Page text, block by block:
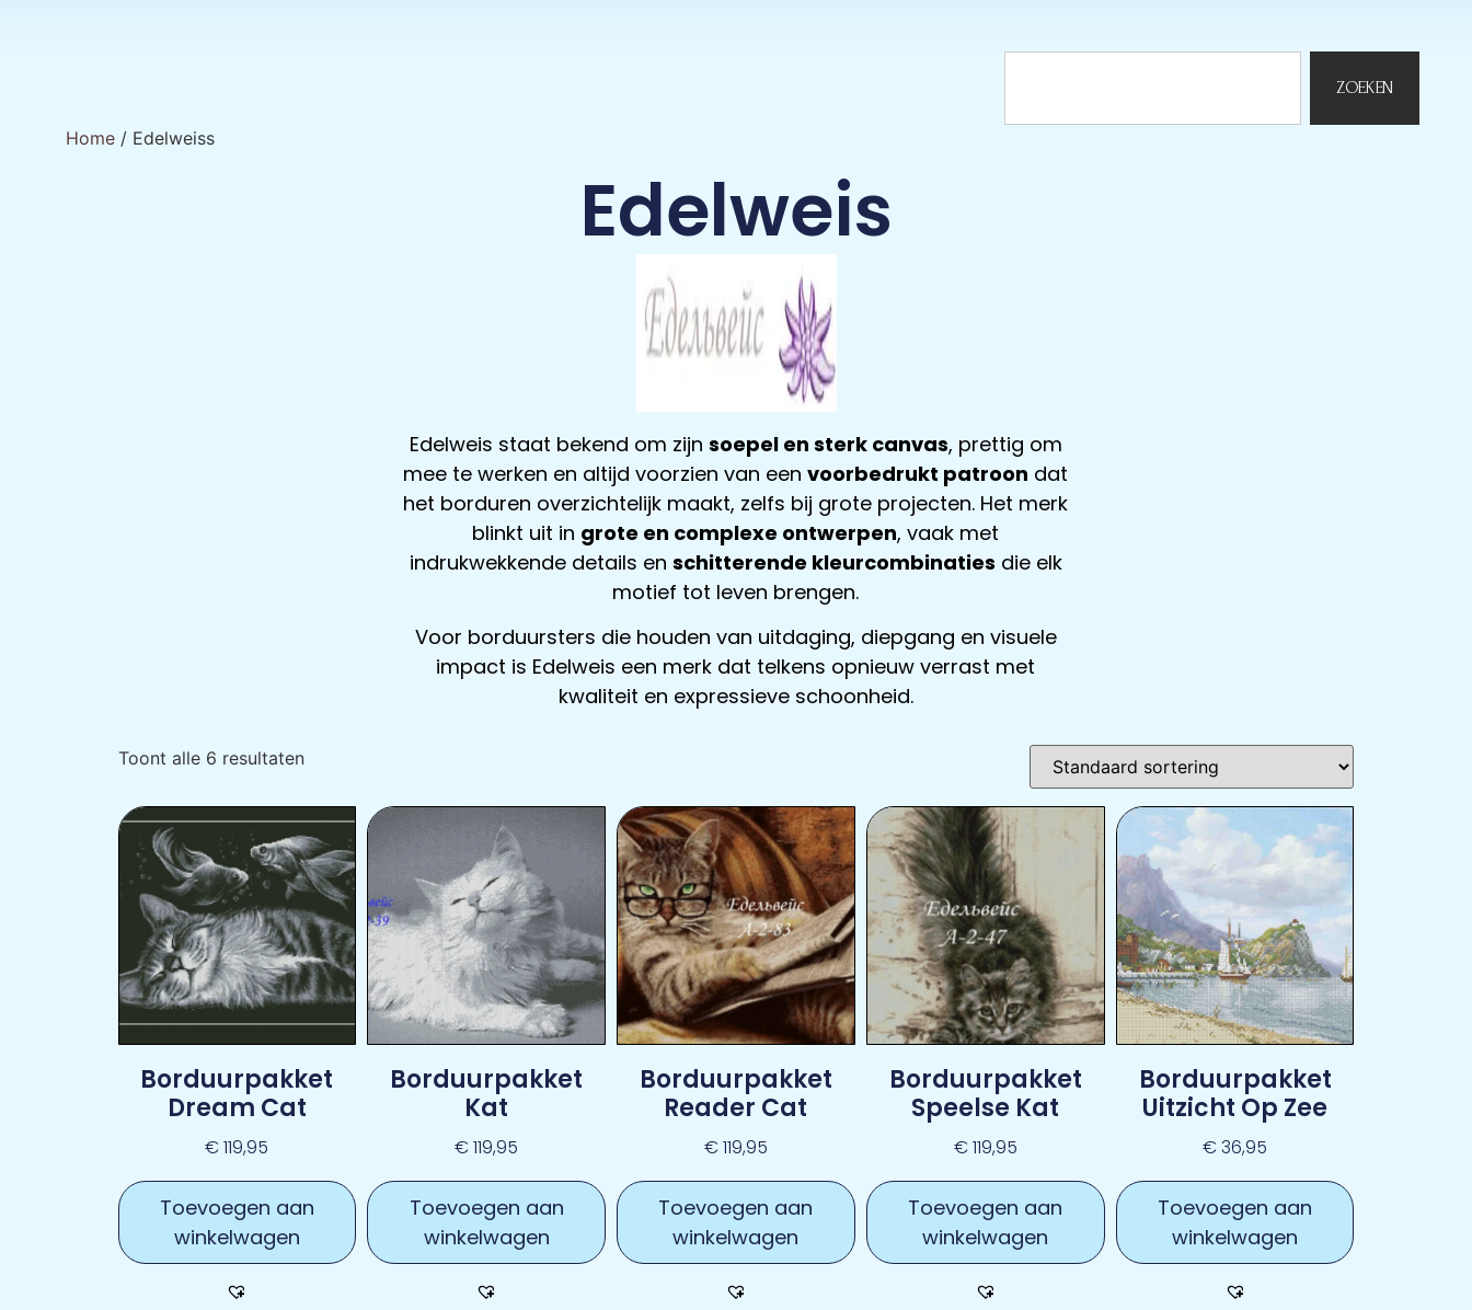
ZOEKEN
Home / Edelweiss
Edelweis
Edelweis staat bekend om zijn soepel en sterk canvas, prettig om
mee te werken en altijd voorzien van eenvoorbedrukt patroon dat
het borduren overzichtelijk maakt, zelfs bij grote projecten. Het merk
blinkt uit in grote en complexe ontwerpen, vaak met
indrukwekkende details en schitterende kleurcombinaties die elk
motief tot leven brengen.
Voor borduursters die houden van uitdaging, diepgang en visuele
impact is Edelweis een merk dat telkens opnieuw verrast met
kwaliteit en expressieve schoonheid.
Toont alle 6 resultaten
Borduurpakket
Dream Cat
€119,95
Toevoegen aan
winkelwagen
Borduurpakket
Kat
€119,95
Toevoegen aan
winkelwagen
Borduurpakket
Reader Cat
€119,95
Toevoegen aan
winkelwagen
Borduurpakket
Speelse Kat
€119,95
Toevoegen aan
winkelwagen
Borduurpakket
Uitzicht Op Zee
€36,95
Toevoegen aan
winkelwagen